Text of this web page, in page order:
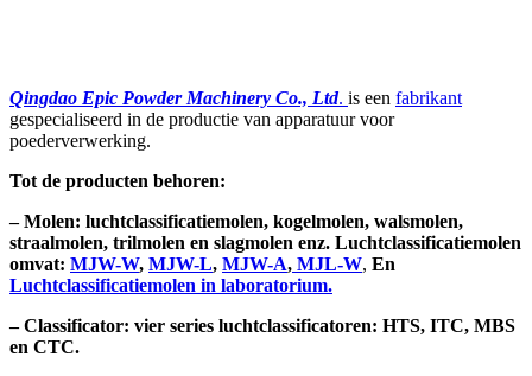
Qingdao Epic Powder Machinery Co., Ltd. is een fabrikant
gespecialiseerd in de productie van apparatuur voor
poederverwerking.
Tot de producten behoren:
–Molen: luchtclassificatiemolen, kogelmolen, walsmolen,
straalmolen, trilmolen en slagmolen enz. Luchtclassificatiemolen
omvat: MJW-W, MJW-L, MJW-A, MJL-W, En
Luchtclassificatiemolen in laboratorium.
–Classificator: vier series luchtclassificatoren: HTS, ITC, MBS
en CTC.